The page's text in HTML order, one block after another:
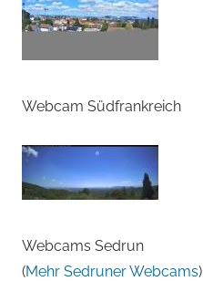
Webcam Südfrankreich
Webcams Sedrun
(Mehr Sedruner Webcams)